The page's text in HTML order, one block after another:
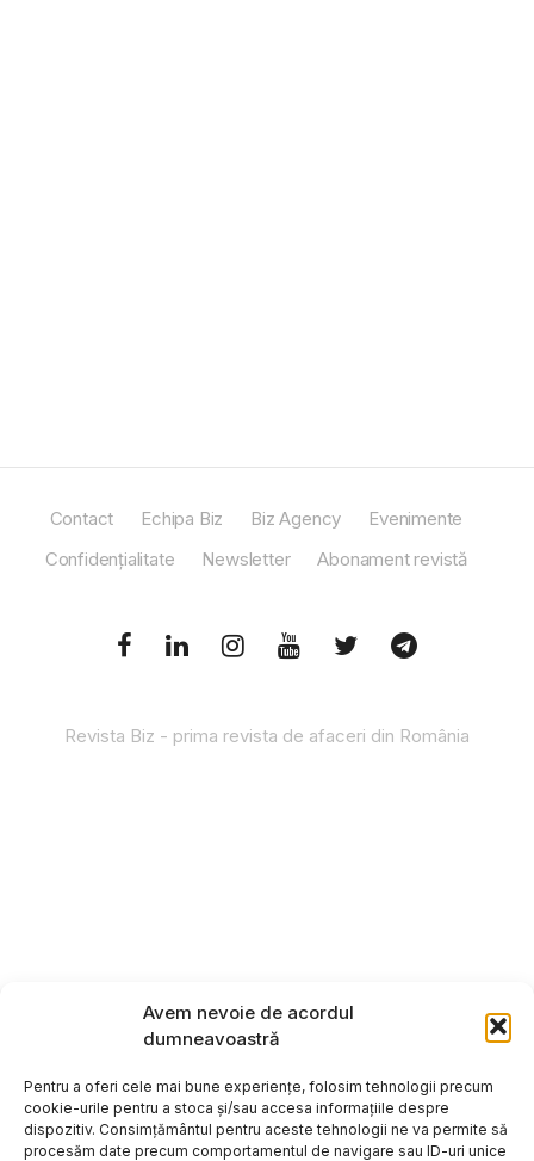
Avem nevoie de acordul
dumneavoastră
Pentru a oferi cele mai bune experiențe, folosim tehnologii precum
cookie-urile pentru a stoca și/sau accesa informațiile despre
dispozitiv. Consimțământul pentru aceste tehnologii ne va permite să
procesăm date precum comportamentul de navigare sau ID-uri unice
Contact Echipa Biz Biz Agency
Evenimente
Confidențialitate
Newsletter Abonament revistă
Revista Biz - prima revista de afaceri din România